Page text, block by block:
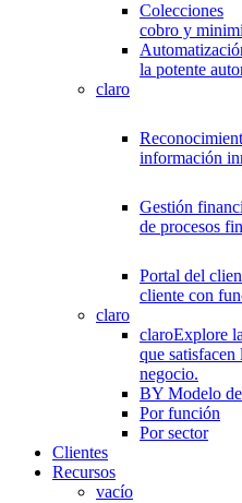
Colecciones
cobro y
la potente
claro
información
Gestión
de procesos
Portal del
cliente con
claro
claroExplore
que satisfacen
negocio.
BY Modelo
Por función
Por sector
Clientes
Recursos
vacío